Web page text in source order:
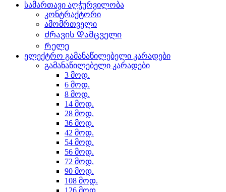
სამართავი აღჭურვილობა
კონტრაქტორი
ამომრთველი
Ძრავის Დამცველი
Რელე
ელექტრო გამანაწილებელი კარადები
გამანაწილებელი კარადები
3 მოდ.
6 მოდ.
8 მოდ.
14 მოდ.
28 მოდ.
36 მოდ.
42 მოდ.
54 მოდ.
56 მოდ.
72 მოდ.
90 მოდ.
108 მოდ.
126 მოდ.